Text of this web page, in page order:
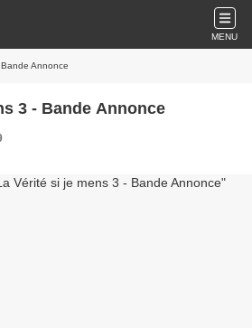
MENU
Annonce
3 - Bande Annonce